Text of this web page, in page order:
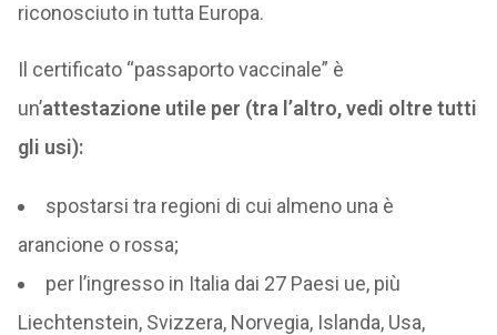
riconosciuto in tutta Europa.
Il certificato “passaporto vaccinale” è
un’attestazione utile per (tra l’altro, vedi oltre tutti
gli usi):
spostarsi tra regioni di cui almeno una è
arancione o rossa;
per l’ingresso in Italia dai 27 Paesi ue, più
Liechtenstein, Svizzera, Norvegia, Islanda, Usa,